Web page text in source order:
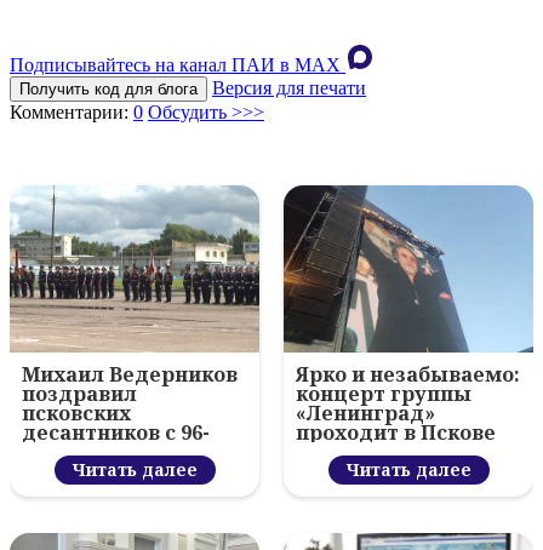
Подписывайтесь на канал ПАИ в MAХ
Получить код для блога
Версия для печати
Комментарии: 0 Обсудить >>>
Михаил Ведерников
поздравил
псковских
десантников с 96-
летием ВДВ и
вручил награды
Читать далее
Ярко и незабываемо:
концерт группы
«Ленинград»
проходит в Пскове
Читать далее